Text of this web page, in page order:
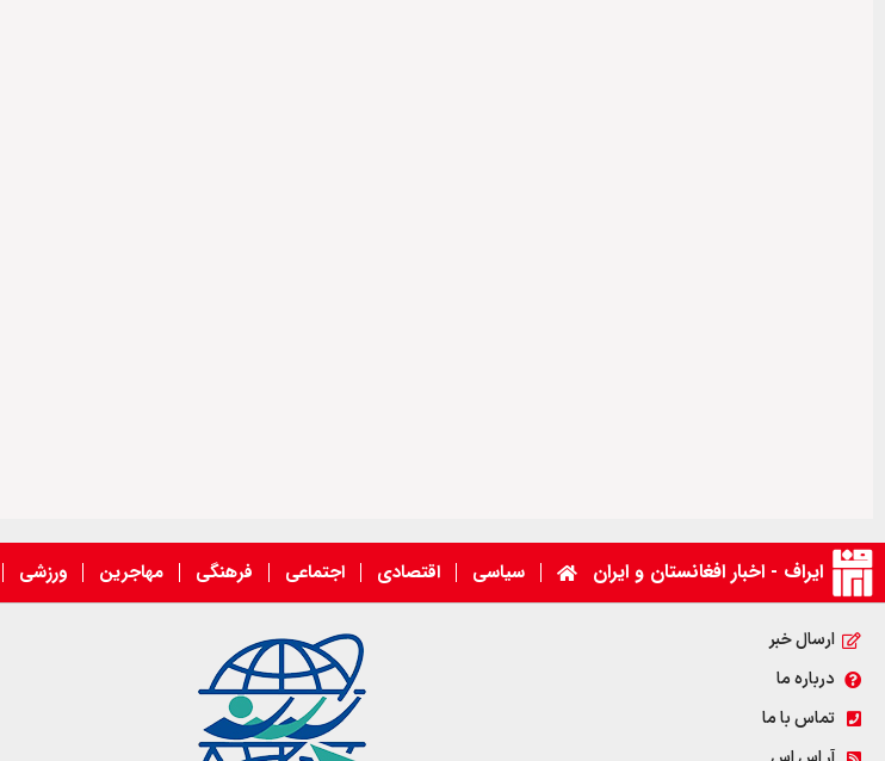
ایراف - اخبار افغانستان و ایران سیاسی اقتصادی اجتماعی فرهنگی مهاجرین ورزشی
ارسال خبر
درباره ما
تماس با ما